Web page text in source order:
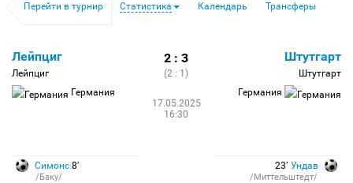
Перейти в турнир Статистика Календарь Трансферы
Лейпциг
Лейпциг
Германия
2 : 3
(2 : 1)
17.05.2025
16:30
Штутгарт
Штутгарт
Германия
Симонс 8′
/Баку/
23′ Ундав
/Миттельштедт/